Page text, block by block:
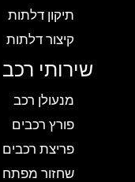
תיקון דלתות
קיצור דלתות
שירותי רכב
מנעולן רכב
פורץ רכבים
פריצת רכבים
שחזור מפתח